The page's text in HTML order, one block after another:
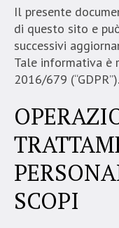
Il presente
di questo sito e
successivi
Tale informativa è
2016/679 (“GDPR”).
SCOPI